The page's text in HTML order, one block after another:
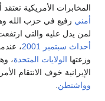
المخابرات الأمريكية
أمني رفيع في حزب الله
لمن يدل عليه والتي
أحداث سبتمبر 2001
وزعتها الولايات المتحدة،
الإيرانية خوف الانتقام
وواشنطن